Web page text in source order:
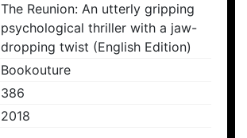
The Reunion: An utterly gripping
psychological thriller with a jaw-
dropping twist (English Edition)
Bookouture
386
2018